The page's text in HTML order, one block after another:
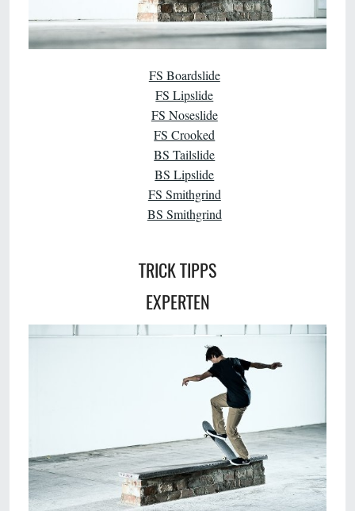
FS Boardslide
FS Lipslide
FS Noseslide
FS Crooked
BS Tailslide
BS Lipslide
FS Smithgrind
BS Smithgrind
TRICK TIPPS
EXPERTEN